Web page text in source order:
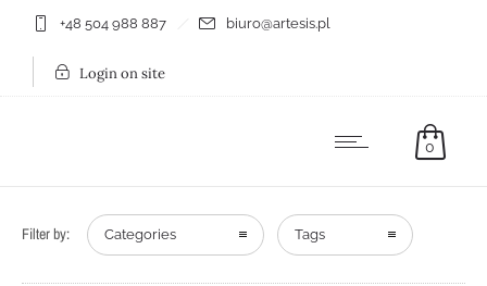
+48 504 988 887 biuro@artesis.pl
Login on site
0
Filter by: Categories Tags